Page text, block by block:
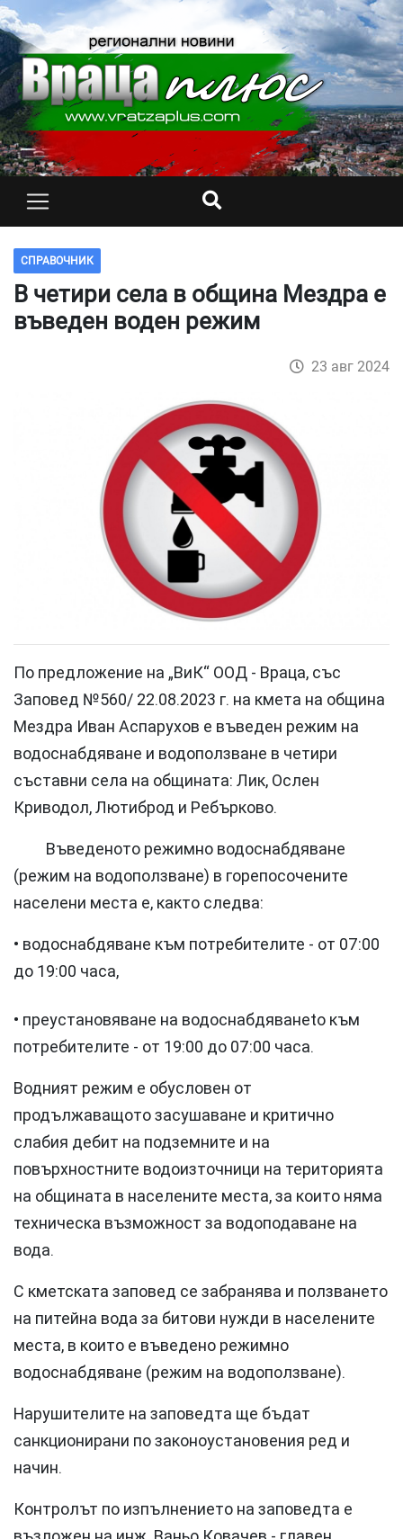
СПРАВОЧНИК
В четири села в община Мездра е
въведен воден режим
23 авг 2024
По предложение на „ВиК“ ООД - Враца, със
Заповед №560/ 22.08.2023 г. на кмета на община
Мездра Иван Аспарухов е въведен режим на
водоснабдяване и водоползване в четири
съставни села на общината: Лик, Ослен
Криводол, Лютиброд и Ребърково.
Въведеното режимно водоснабдяване
(режим на водоползване) в горепосочените
населени места е, както следва:
• водоснабдяване към потребителите - от 07:00
до 19:00 часа,
• преустановяване на водоснабдяванеto към
потребителите - от 19:00 до 07:00 часа.
Водният режим е обусловен от
продължаващото засушаване и критично
слабия дебит на подземните и на
повърхностните водоизточници на територията
на общината в населените места, за които няма
техническа възможност за водоподаване на
вода.
С кметската заповед се забранява и ползването
на питейна вода за битови нужди в населените
места, в които е въведено режимно
водоснабдяване (режим на водоползване).
Нарушителите на заповедта ще бъдат
санкционирани по законоустановения ред и
начин.
Контролът по изпълнението на заповедта е